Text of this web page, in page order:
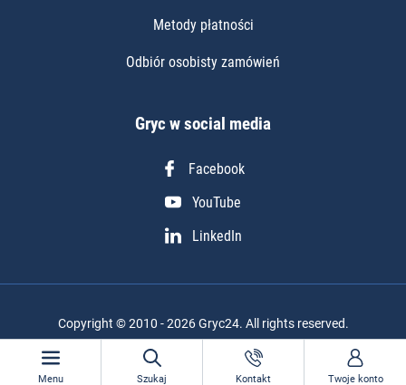
Metody płatności
Odbiór osobisty zamówień
Gryc w social media
Facebook
YouTube
LinkedIn
Copyright © 2010 - 2026 Gryc24. All rights reserved.
Realizacja projektu: Igor Chudy
Menu Szukaj Kontakt Twoje konto